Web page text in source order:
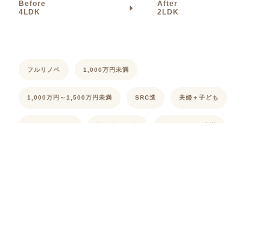
Before
4LDK
After
2LDK
フルリノベ 1,000万円未満
1,000万円～1,500万円未満 SRC造 夫婦＋子ども